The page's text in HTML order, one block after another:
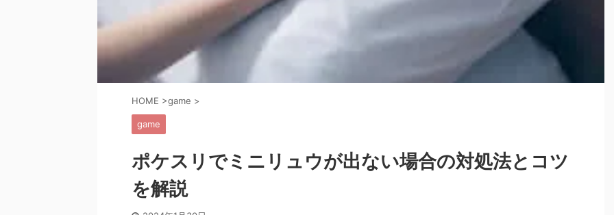
HOME >game >
game
ポケスリでミニリュウが出ない場合の対処法とコツ
を解説